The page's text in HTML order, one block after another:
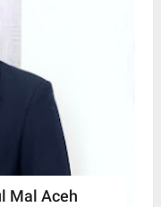
Mal Aceh